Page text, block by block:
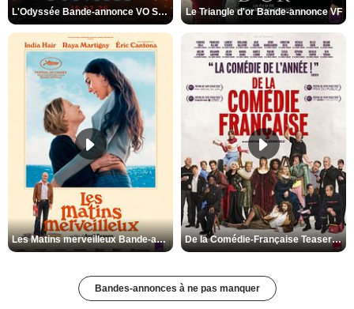
L'Odyssée Bande-annonce VO STFR Le Triangle d'or Bande-annonce VF
Les Matins merveilleux Bande-annonce VF De la Comédie-Française Teaser VF
Bandes-annonces à ne pas manquer